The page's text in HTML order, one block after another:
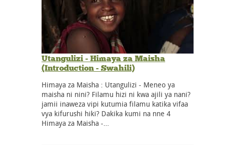
Utangulizi - Himaya za Maisha
(Introduction - Swahili)
Himaya za Maisha : Utangulizi - Meneo ya
maisha ni nini? Filamu hizi ni kwa ajili ya nani?
jamii inaweza vipi kutumia filamu katika vifaa
vya kifurushi hiki? Dakika kumi na nne 4
Himaya za Maisha -…